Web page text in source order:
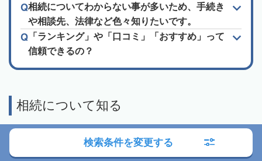
相続についてわからない事が多いため、手続き
や相談先、法律など色々知りたいです。
「ランキング」や「口コミ」「おすすめ」って
信頼できるの？
相続について知る
家族信託の基本検索条件を変更する